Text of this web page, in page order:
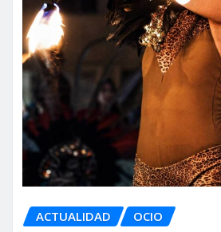
ACTUALIDAD OCIO